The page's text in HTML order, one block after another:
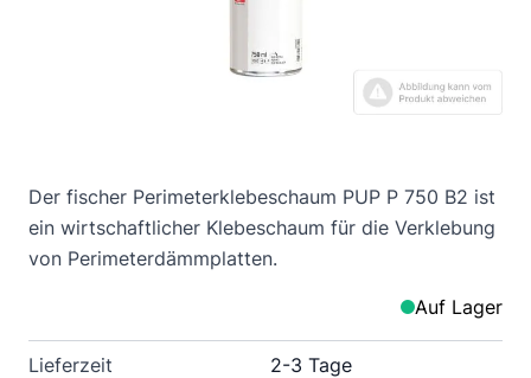
Der fischer Perimeterklebeschaum PUP P 750 B2 ist
ein wirtschaftlicher Klebeschaum für die Verklebung
von Perimeterdämmplatten.
Auf Lager
Lieferzeit 2-3 Tage